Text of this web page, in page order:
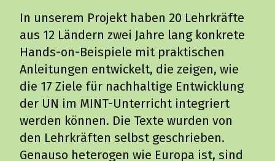
Nachhaltigkeit mit Äpfeln
thematisieren
In unserem Projekt haben 20 Lehrkräfte
aus 12 Ländern zwei Jahre lang konkrete
Hands-on-Beispiele mit praktischen
Anleitungen entwickelt, die zeigen, wie
die 17 Ziele für nachhaltige Entwicklung
der UN im MINT-Unterricht integriert
werden können. Die Texte wurden von
den Lehrkräften selbst geschrieben.
Genauso heterogen wie Europa ist, sind